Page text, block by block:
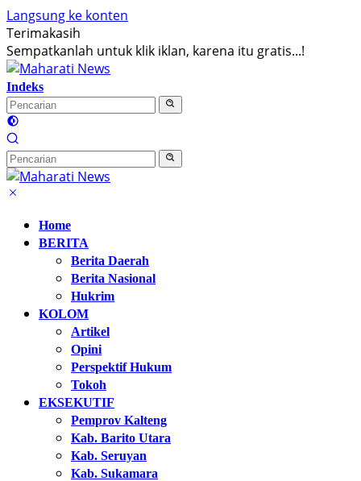
Langsung ke konten
Terimakasih
Sempatkanlah untuk klik iklan, karena itu gratis...!
Indeks
Home
BERITA
Berita Daerah
Berita Nasional
Hukrim
KOLOM
Artikel
Opini
Perspektif Hukum
Tokoh
EKSEKUTIF
Pemprov Kalteng
Kab. Barito Utara
Kab. Seruyan
Kab. Sukamara